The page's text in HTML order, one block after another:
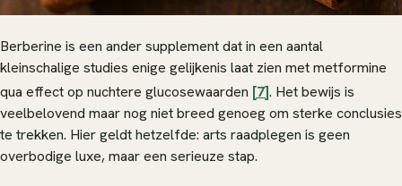
Berberine is een ander supplement dat in een aantal
kleinschalige studies enige gelijkenis laat zien met metformine
qua effect op nuchtere glucosewaarden [7]. Het bewijs is
veelbelovend maar nog niet breed genoeg om sterke conclusies
te trekken. Hier geldt hetzelfde: arts raadplegen is geen
overbodige luxe, maar een serieuze stap.